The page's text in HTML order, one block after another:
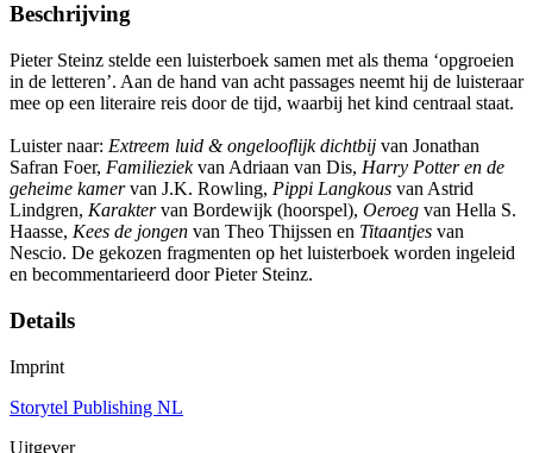
Beschrijving
Pieter Steinz stelde een luisterboek samen met als thema ‘opgroeien
in de letteren’. Aan de hand van acht passages neemt hij de luisteraar
mee op een literaire reis door de tijd, waarbij het kind centraal staat.
Luister naar: Extreem luid & ongelooflijk dichtbij van Jonathan
Safran Foer, Familieziekvan Adriaan van Dis, Harry Potter en de
geheime kamervan J.K. Rowling, Pippi Langkous van Astrid
Lindgren, Karaktervan Bordewijk (hoorspel), Oeroeg van Hella S.
Haasse, Kees de jongen van Theo Thijssen en Titaantjes van
Nescio. De gekozen fragmenten op het luisterboek worden ingeleid
en becommentarieerd door Pieter Steinz.
Details
Imprint
Storytel Publishing NL
Uitgever